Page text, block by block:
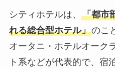
シティホテルは、 「都市
れる総合型ホテル」のこ
オータニ・ホテルオーク
ト系などが代表的で、宿